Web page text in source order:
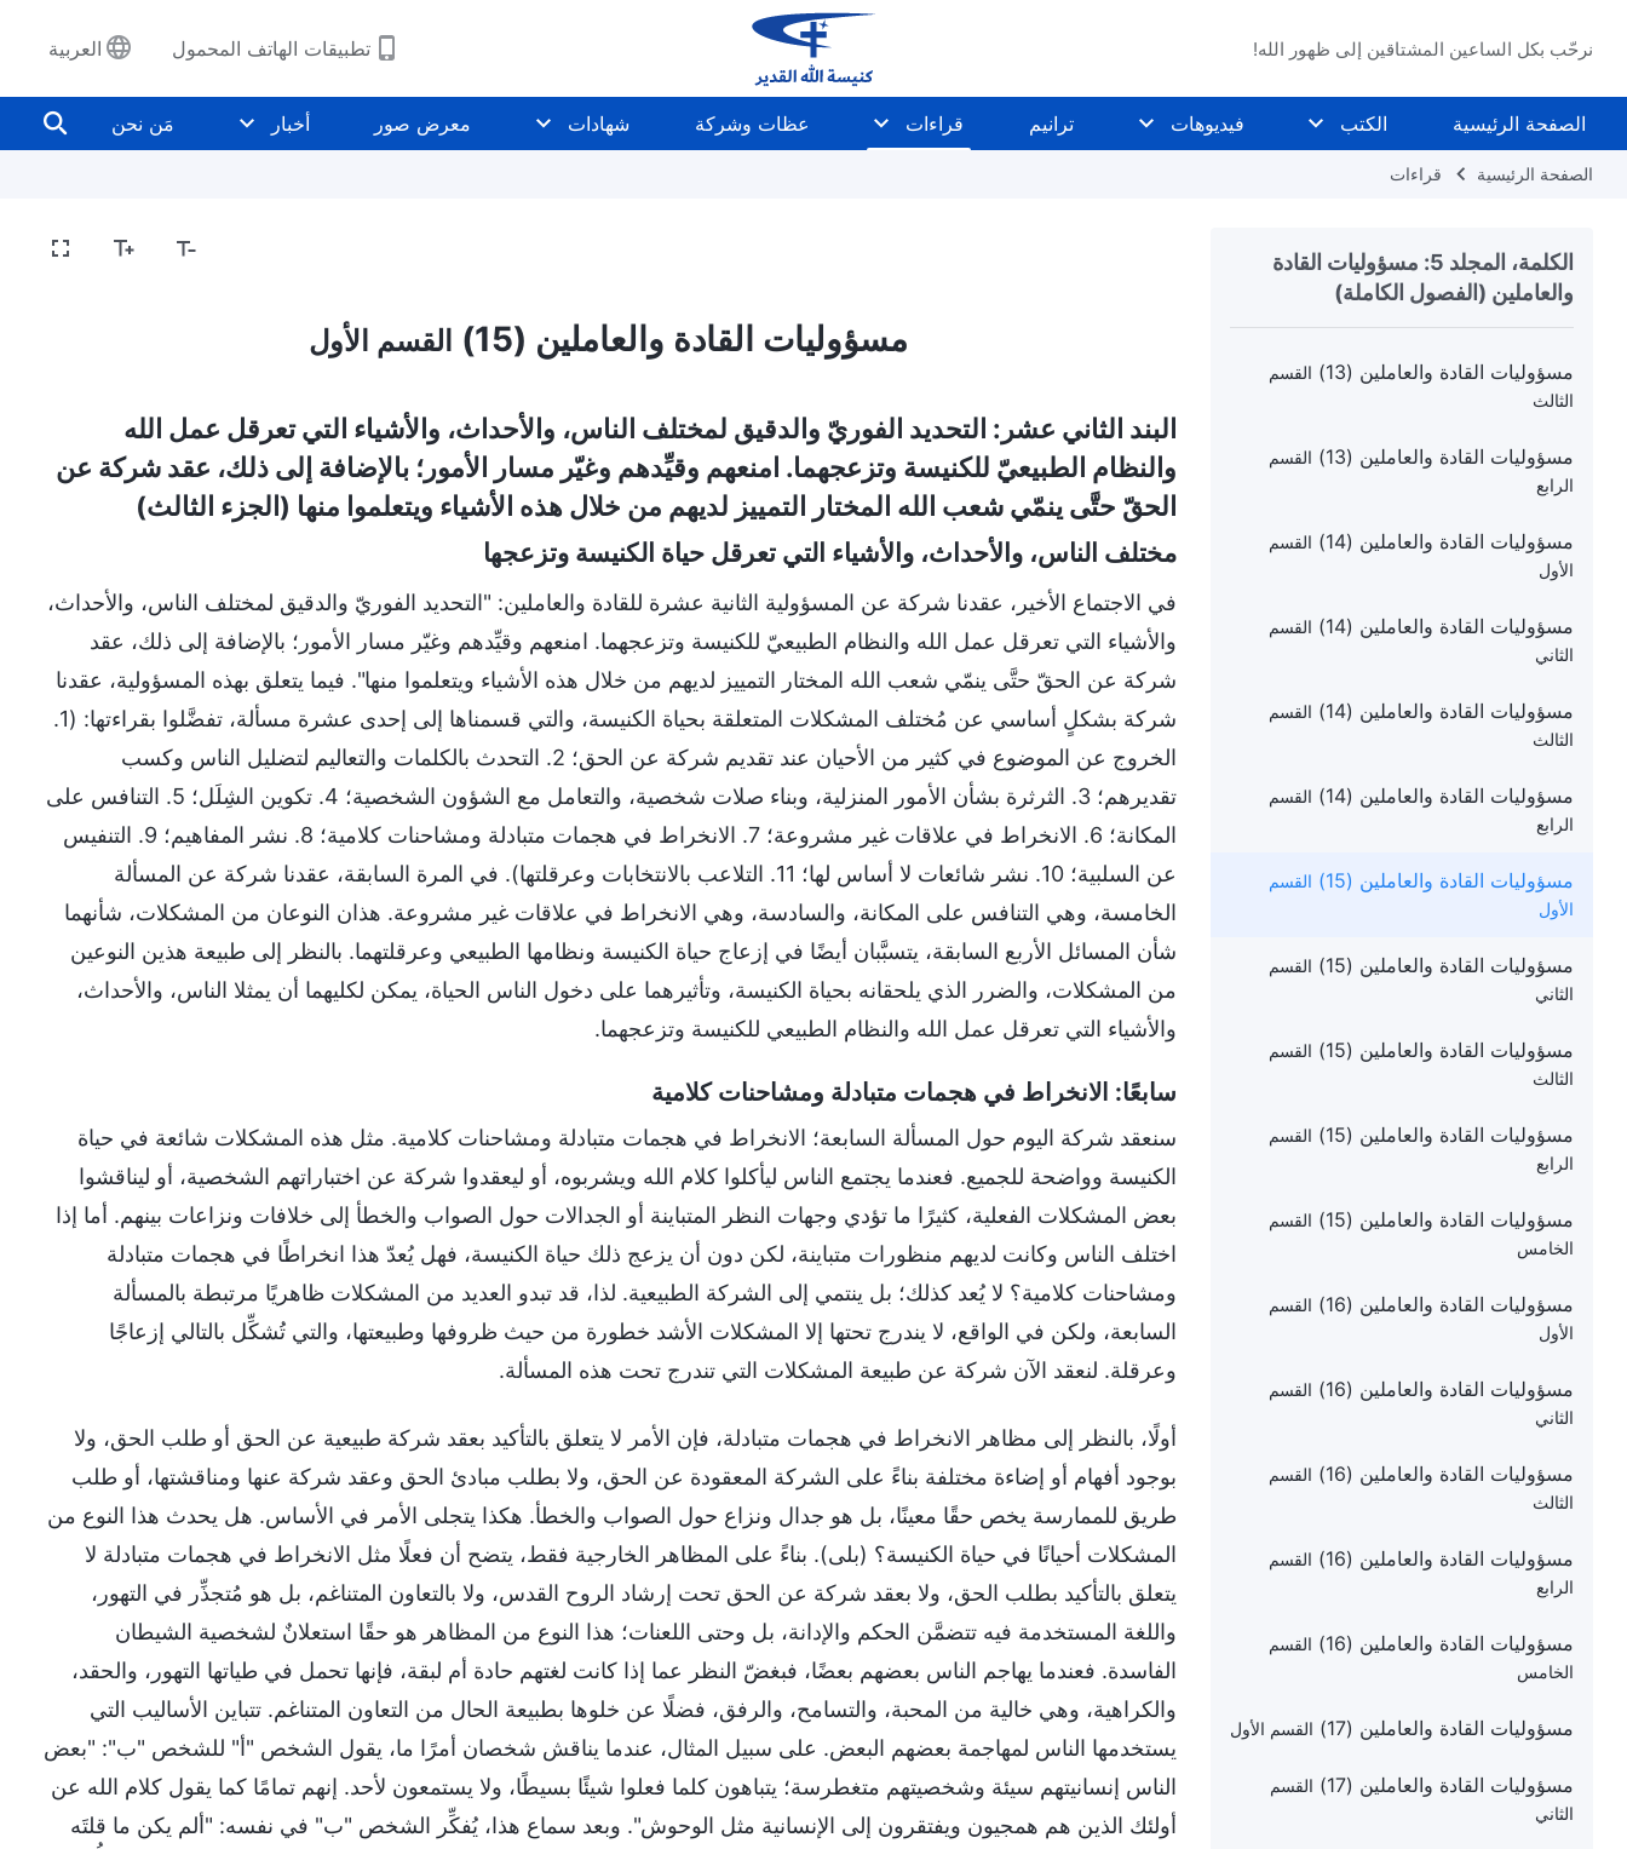
نرحّب بكل الساعين المشتاقين إلى ظهور الله! تطبيقات الهاتف المحمول العربية
الصفحة الرئيسية الكتب فيديوهات ترانيم قراءات عظات وشركة شهادات معرض صور أخبار مَن نحن
الصفحة الرئيسية قراءات
الكلمة، المجلد 5: مسؤوليات القادة
والعاملين (الفصول الكاملة)
الثالث
مسؤوليات القادة والعاملين (12)
القسم
الرابع
مسؤوليات القادة والعاملين (13)
مسؤوليات القادة والعاملين (13)
القسم
الثالث
مسؤوليات القادة والعاملين (13)
القسم
الرابع
مسؤوليات القادة والعاملين (14)
القسم
الأول
مسؤوليات القادة والعاملين (14)
القسم
الثاني
مسؤوليات القادة والعاملين (14)
القسم
الثالث
مسؤوليات القادة والعاملين (14)
القسم
الرابع
مسؤوليات القادة والعاملين (15)
القسم
الأول
مسؤوليات القادة والعاملين (15)
القسم
الثاني
مسؤوليات القادة والعاملين (15)
القسم
الثالث
مسؤوليات القادة والعاملين (15)
القسم
الرابع
مسؤوليات القادة والعاملين (15)
القسم
الخامس
مسؤوليات القادة والعاملين (16)
القسم
الأول
مسؤوليات القادة والعاملين (16)
القسم
الثاني
مسؤوليات القادة والعاملين (16)
القسم
الثالث
مسؤوليات القادة والعاملين (16)
القسم
الرابع
مسؤوليات القادة والعاملين (16)
القسم
الخامس
مسؤوليات القادة والعاملين (17) القسم الأول
مسؤوليات القادة والعاملين (17)
القسم
الثاني
مسؤوليات القادة والعاملين (15) القسم الأول
البند الثاني عشر: التحديد الفوريّ والدقيق لمختلف الناس، والأحداث، والأشياء التي تعرقل عمل الله
والنظام الطبيعيّ للكنيسة وتزعجهما. امنعهم وقيِّدهم وغيّر مسار الأمور؛ بالإضافة إلى ذلك، عقد شركة عن
الحقّ حتَّى ينمّي شعب الله المختار التمييز لديهم من خلال هذه الأشياء ويتعلموا منها (الجزء الثالث)
مختلف الناس، والأحداث، والأشياء التي تعرقل حياة الكنيسة وتزعجها
في الاجتماع الأخير، عقدنا شركة عن المسؤولية الثانية عشرة للقادة والعاملين: "التحديد الفوريّ والدقيق لمختلف الناس، والأحداث،
والأشياء التي تعرقل عمل الله والنظام الطبيعيّ للكنيسة وتزعجهما. امنعهم وقيِّدهم وغيّر مسار الأمور؛ بالإضافة إلى ذلك، عقد
شركة عن الحقّ حتَّى ينمّي شعب الله المختار التمييز لديهم من خلال هذه الأشياء ويتعلموا منها". فيما يتعلق بهذه المسؤولية، عقدنا
شركة بشكلٍ أساسي عن مُختلف المشكلات المتعلقة بحياة الكنيسة، والتي قسمناها إلى إحدى عشرة مسألة، تفضَّلوا بقراءتها: (1.
الخروج عن الموضوع في كثير من الأحيان عند تقديم شركة عن الحق؛ 2. التحدث بالكلمات والتعاليم لتضليل الناس وكسب
تقديرهم؛ 3. الثرثرة بشأن الأمور المنزلية، وبناء صلات شخصية، والتعامل مع الشؤون الشخصية؛ 4. تكوين الشِلَل؛ 5. التنافس على
المكانة؛ 6. الانخراط في علاقات غير مشروعة؛ 7. الانخراط في هجمات متبادلة ومشاحنات كلامية؛ 8. نشر المفاهيم؛ 9. التنفيس
عن السلبية؛ 10. نشر شائعات لا أساس لها؛ 11. التلاعب بالانتخابات وعرقلتها). في المرة السابقة، عقدنا شركة عن المسألة
الخامسة، وهي التنافس على المكانة، والسادسة، وهي الانخراط في علاقات غير مشروعة. هذان النوعان من المشكلات، شأنهما
شأن المسائل الأربع السابقة، يتسبَّبان أيضًا في إزعاج حياة الكنيسة ونظامها الطبيعي وعرقلتهما. بالنظر إلى طبيعة هذين النوعين
من المشكلات، والضرر الذي يلحقانه بحياة الكنيسة، وتأثيرهما على دخول الناس الحياة، يمكن لكليهما أن يمثلا الناس، والأحداث،
والأشياء التي تعرقل عمل الله والنظام الطبيعي للكنيسة وتزعجهما.
سابعًا: الانخراط في هجمات متبادلة ومشاحنات كلامية
سنعقد شركة اليوم حول المسألة السابعة؛ الانخراط في هجمات متبادلة ومشاحنات كلامية. مثل هذه المشكلات شائعة في حياة
الكنيسة وواضحة للجميع. فعندما يجتمع الناس ليأكلوا كلام الله ويشربوه، أو ليعقدوا شركة عن اختباراتهم الشخصية، أو ليناقشوا
بعض المشكلات الفعلية، كثيرًا ما تؤدي وجهات النظر المتباينة أو الجدالات حول الصواب والخطأ إلى خلافات ونزاعات بينهم. أما إذا
اختلف الناس وكانت لديهم منظورات متباينة، لكن دون أن يزعج ذلك حياة الكنيسة، فهل يُعدّ هذا انخراطًا في هجمات متبادلة
ومشاحنات كلامية؟ لا يُعد كذلك؛ بل ينتمي إلى الشركة الطبيعية. لذا، قد تبدو العديد من المشكلات ظاهريًا مرتبطة بالمسألة
السابعة، ولكن في الواقع، لا يندرج تحتها إلا المشكلات الأشد خطورة من حيث ظروفها وطبيعتها، والتي تُشكِّل بالتالي إزعاجًا
وعرقلة. لنعقد الآن شركة عن طبيعة المشكلات التي تندرج تحت هذه المسألة.
أولًا، بالنظر إلى مظاهر الانخراط في هجمات متبادلة، فإن الأمر لا يتعلق بالتأكيد بعقد شركة طبيعية عن الحق أو طلب الحق، ولا
بوجود أفهام أو إضاءة مختلفة بناءً على الشركة المعقودة عن الحق، ولا بطلب مبادئ الحق وعقد شركة عنها ومناقشتها، أو طلب
طريق للممارسة يخص حقًا معينًا، بل هو جدال ونزاع حول الصواب والخطأ. هكذا يتجلى الأمر في الأساس. هل يحدث هذا النوع من
المشكلات أحيانًا في حياة الكنيسة؟ (بلى). بناءً على المظاهر الخارجية فقط، يتضح أن فعلًا مثل الانخراط في هجمات متبادلة لا
يتعلق بالتأكيد بطلب الحق، ولا بعقد شركة عن الحق تحت إرشاد الروح القدس، ولا بالتعاون المتناغم، بل هو مُتجذِّر في التهور،
واللغة المستخدمة فيه تتضمَّن الحكم والإدانة، بل وحتى اللعنات؛ هذا النوع من المظاهر هو حقًا استعلانٌ لشخصية الشيطان
الفاسدة. فعندما يهاجم الناس بعضهم بعضًا، فبغضّ النظر عما إذا كانت لغتهم حادة أم لبقة، فإنها تحمل في طياتها التهور، والحقد،
والكراهية، وهي خالية من المحبة، والتسامح، والرفق، فضلًا عن خلوها بطبيعة الحال من التعاون المتناغم. تتباين الأساليب التي
يستخدمها الناس لمهاجمة بعضهم البعض. على سبيل المثال، عندما يناقش شخصان أمرًا ما، يقول الشخص "أ" للشخص "ب": "بعض
الناس إنسانيتهم سيئة وشخصيتهم متغطرسة؛ يتباهون كلما فعلوا شيئًا بسيطًا، ولا يستمعون لأحد. إنهم تمامًا كما يقول كلام الله عن
أولئك الذين هم همجيون ويفتقرون إلى الإنسانية مثل الوحوش". وبعد سماع هذا، يُفكِّر الشخص "ب" في نفسه: "ألم يكن ما قلتَه